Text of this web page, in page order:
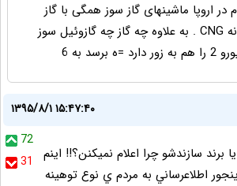
در اروپا ماشینهای گاز سوز همگی با گاز
مایع کار میکنند نه CNG . به علاوه چه گاز چه گازوئیل سوز
به 6
۱۳۹۵/۸/۱ ۱۵:۴۷:۴۰
72
31
برند سازندشو چرا اعلام نميكنن؟!! اينم
اطلاعرساني به مردم ي نوع توهينه